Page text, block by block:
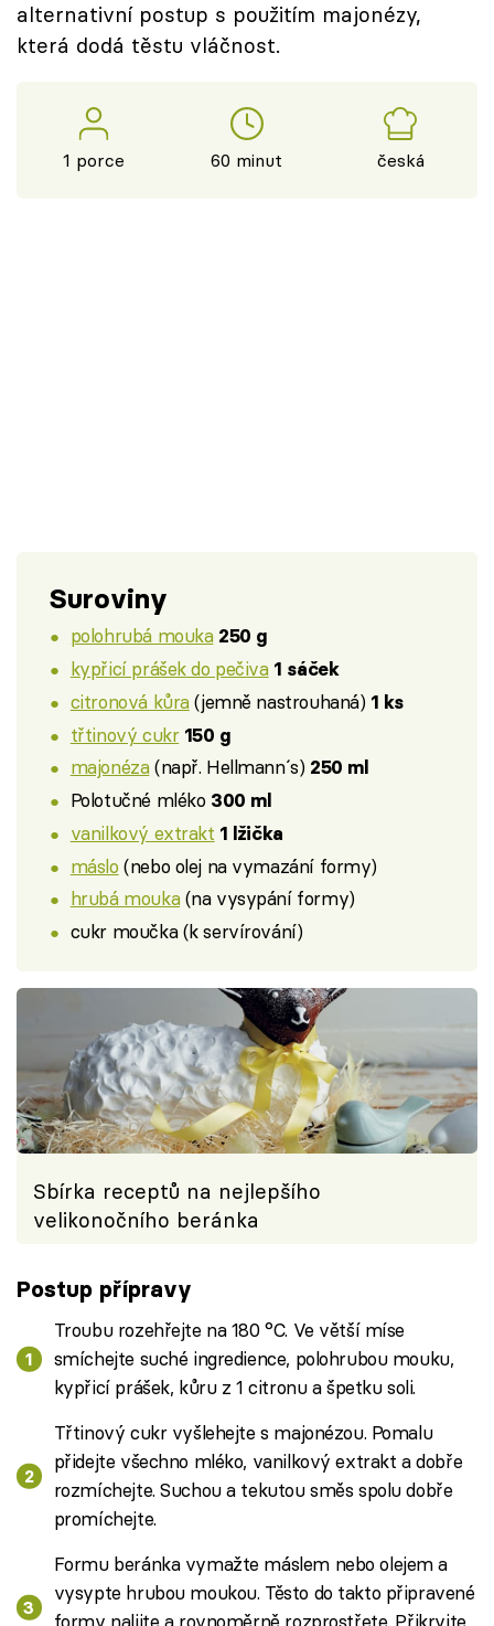
Sledujte nás
alternativní postup s použitím majonézy,
která dodá těstu vláčnost.
1 porce 60 minut česká
Suroviny
polohrubá mouka 250 g
kypřicí prášek do pečiva 1 sáček
citronová kůra(jemně nastrouhaná) 1 ks
třtinový cukr 150 g
majonéza(např. Hellmann´s) 250 ml
Polotučné mléko 300 ml
vanilkový extrakt 1 lžička
máslo (nebo olej na vymazání formy)
hrubá mouka(na vysypání formy)
cukr moučka (k servírování)
Sbírka receptů na nejlepšího
velikonočního beránka
Postup přípravy
Troubu rozehřejte na 180 °C. Ve větší míse
smíchejte suché ingredience, polohrubou mouku,
kypřicí prášek, kůru z 1 citronu a špetku soli.
Třtinový cukr vyšlehejte s majonézou. Pomalu
přidejte všechno mléko, vanilkový extrakt a dobře
rozmíchejte. Suchou a tekutou směs spolu dobře
promíchejte.
Formu beránka vymažte máslem nebo olejem a
vysypte hrubou moukou. Těsto do takto připravené
formy nalijte a rovnoměrně rozprostřete. Přikryjte